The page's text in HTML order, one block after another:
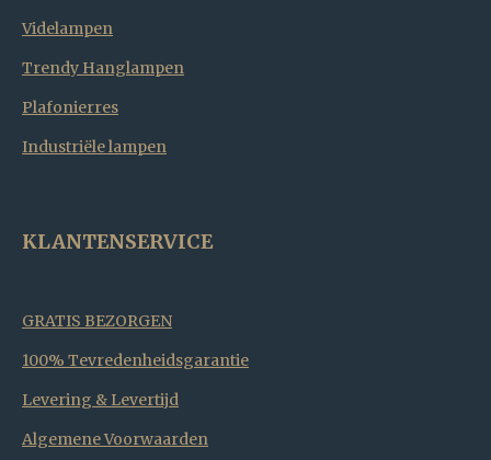
Videlampen
Trendy Hanglampen
Plafonierres
Industriële lampen
KLANTENSERVICE
GRATIS BEZORGEN
100% Tevredenheidsgarantie
Levering & Levertijd
Algemene Voorwaarden